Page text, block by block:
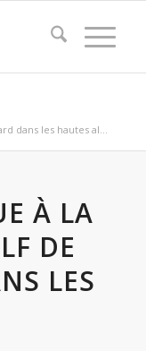
dans les hautes al...
À LA
DE
LES